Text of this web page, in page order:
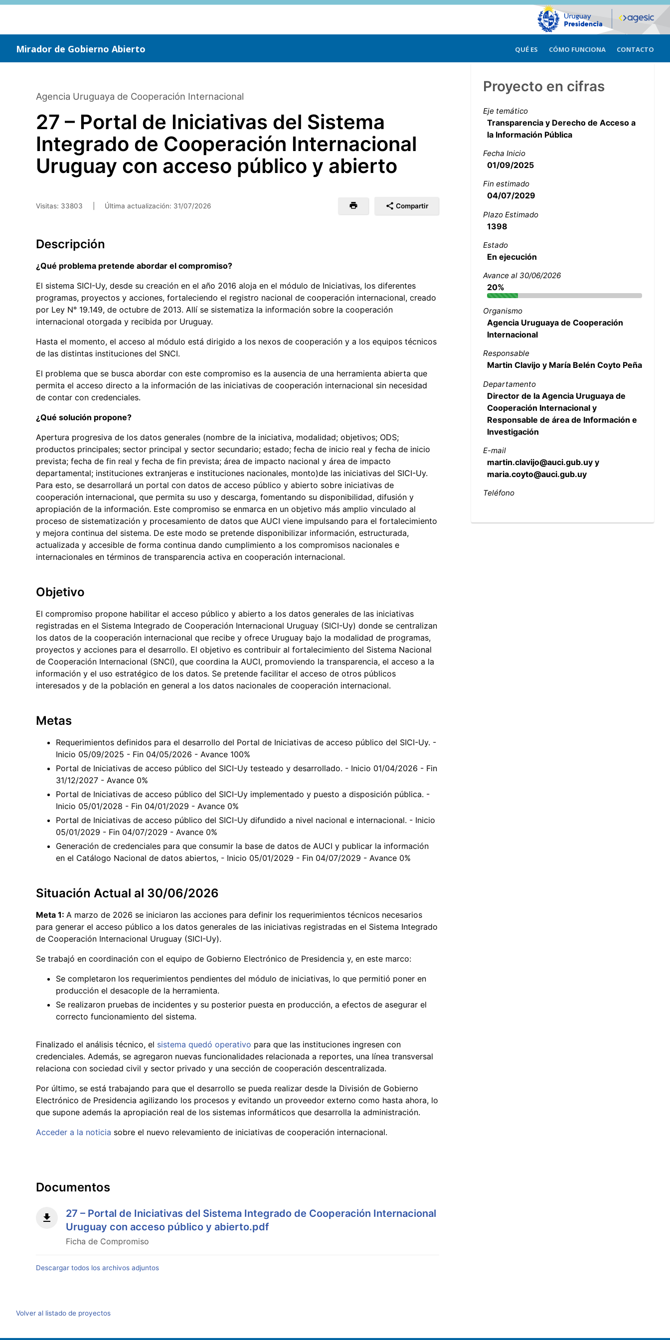
Saltar
Mirador de Gobierno Abierto QUÉ ES CÓMO FUNCIONA CONTACTO
Agencia Uruguaya de Cooperación Internacional
27 – Portal de Iniciativas del Sistema
Integrado de Cooperación Internacional
Uruguay con acceso público y abierto
Visitas: 33803 Última actualización: 31/07/2026 Compartir
Descripción
¿Qué problema pretende abordar el compromiso?
El sistema SICI-Uy, desde su creación en el año 2016 aloja en el módulo de Iniciativas, los diferentes
programas, proyectos y acciones, fortaleciendo el registro nacional de cooperación internacional, creado
por Ley N° 19.149, de octubre de 2013. Allí se sistematiza la información sobre la cooperación
internacional otorgada y recibida por Uruguay.
Hasta el momento, el acceso al módulo está dirigido a los nexos de cooperación y a los equipos técnicos
de las distintas instituciones del SNCI.
El problema que se busca abordar con este compromiso es la ausencia de una herramienta abierta que
permita el acceso directo a la información de las iniciativas de cooperación internacional sin necesidad
de contar con credenciales.
¿Qué solución propone?
Apertura progresiva de los datos generales (nombre de la iniciativa, modalidad; objetivos; ODS;
productos principales; sector principal y sector secundario; estado; fecha de inicio real y fecha de inicio
prevista; fecha de fin real y fecha de fin prevista; área de impacto nacional y área de impacto
departamental; instituciones extranjeras e instituciones nacionales, monto)de las iniciativas del SICI-Uy.
Para esto, se desarrollará un portal con datos de acceso público y abierto sobre iniciativas de
cooperación internacional, que permita su uso y descarga, fomentando su disponibilidad, difusión y
apropiación de la información. Este compromiso se enmarca en un objetivo más amplio vinculado al
proceso de sistematización y procesamiento de datos que AUCI viene impulsando para el fortalecimiento
y mejora continua del sistema. De este modo se pretende disponibilizar información, estructurada,
actualizada y accesible de forma continua dando cumplimiento a los compromisos nacionales e
internacionales en términos de transparencia activa en cooperación internacional.
Objetivo
El compromiso propone habilitar el acceso público y abierto a los datos generales de las iniciativas
registradas en el Sistema Integrado de Cooperación Internacional Uruguay (SICI-Uy) donde se centralizan
los datos de la cooperación internacional que recibe y ofrece Uruguay bajo la modalidad de programas,
proyectos y acciones para el desarrollo. El objetivo es contribuir al fortalecimiento del Sistema Nacional
de Cooperación Internacional (SNCI), que coordina la AUCI, promoviendo la transparencia, el acceso a la
información y el uso estratégico de los datos. Se pretende facilitar el acceso de otros públicos
interesados y de la población en general a los datos nacionales de cooperación internacional.
Metas
Requerimientos definidos para el desarrollo del Portal de Iniciativas de acceso público del SICI-Uy. -
Inicio 05/09/2025 - Fin 04/05/2026 - Avance 100%
Portal de Iniciativas de acceso público del SICI-Uy testeado y desarrollado. - Inicio 01/04/2026 - Fin
31/12/2027 - Avance 0%
Portal de Iniciativas de acceso público del SICI-Uy implementado y puesto a disposición pública. -
Inicio 05/01/2028 - Fin 04/01/2029 - Avance 0%
Portal de Iniciativas de acceso público del SICI-Uy difundido a nivel nacional e internacional. - Inicio
05/01/2029 - Fin 04/07/2029 - Avance 0%
Generación de credenciales para que consumir la base de datos de AUCI y publicar la información
en el Catálogo Nacional de datos abiertos, - Inicio 05/01/2029 - Fin 04/07/2029 - Avance 0%
Situación Actual al 30/06/2026
Meta 1: A marzo de 2026 se iniciaron las acciones para definir los requerimientos técnicos necesarios
para generar el acceso público a los datos generales de las iniciativas registradas en el Sistema Integrado
de Cooperación Internacional Uruguay (SICI-Uy).
Se trabajó en coordinación con el equipo de Gobierno Electrónico de Presidencia y, en este marco:
Se completaron los requerimientos pendientes del módulo de iniciativas, lo que permitió poner en
producción el desacople de la herramienta.
Se realizaron pruebas de incidentes y su posterior puesta en producción, a efectos de asegurar el
correcto funcionamiento del sistema.
Finalizado el análisis técnico, el sistema quedó operativo para que las instituciones ingresen con
credenciales. Además, se agregaron nuevas funcionalidades relacionada a reportes, una línea transversal
relaciona con sociedad civil y sector privado y una sección de cooperación descentralizada.
Por último, se está trabajando para que el desarrollo se pueda realizar desde la División de Gobierno
Electrónico de Presidencia agilizando los procesos y evitando un proveedor externo como hasta ahora, lo
que supone además la apropiación real de los sistemas informáticos que desarrolla la administración.
Acceder a la noticia sobre el nuevo relevamiento de iniciativas de cooperación internacional.
Documentos
27 – Portal de Iniciativas del Sistema Integrado de Cooperación Internacional
Uruguay con acceso público y abierto.pdf
Ficha de Compromiso
Descargar todos los archivos adjuntos
Proyecto en cifras
Eje temático
Transparencia y Derecho de Acceso a
la Información Pública
Fecha Inicio
01/09/2025
Fin estimado
04/07/2029
Plazo Estimado
1398
Estado
En ejecución
Avance al 30/06/2026
20%
Organismo
Agencia Uruguaya de Cooperación
Internacional
Responsable
Martin Clavijo y María Belén Coyto Peña
Departamento
Director de la Agencia Uruguaya de
Cooperación Internacional y
Responsable de área de Información e
Investigación
E-mail
martin.clavijo@auci.gub.uy y
maria.coyto@auci.gub.uy
Teléfono
Volver al listado de proyectos